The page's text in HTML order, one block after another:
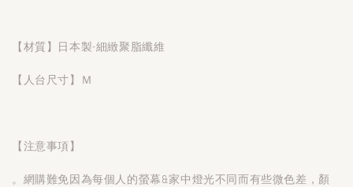
【材質】日本製-細緻聚脂纖維
【人台尺寸】Ｍ
【注意事項】
。網購難免因為每個人的螢幕&家中燈光不同而有些微色差，顏